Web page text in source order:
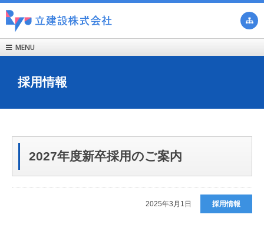

 MENU
採用情報
2027年度新卒採用のご案内
2025年3月1日 採用情報